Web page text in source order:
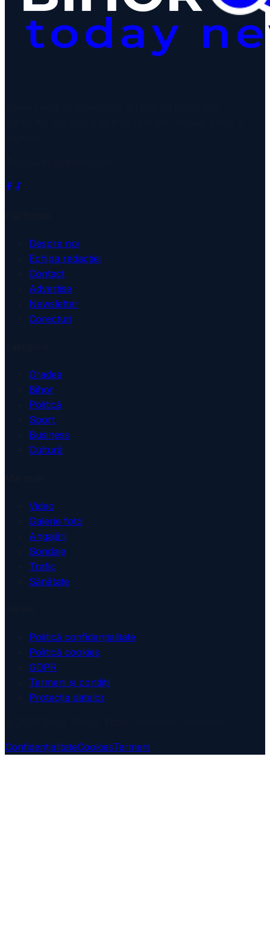
Despre noi
Echipa redacției
Contact
Advertise
Newsletter
Corecturi
Oradea
Bihor
Politică
Sport
Business
Cultură
Video
Galerie foto
Angajări
Sondaje
Trafic
Sănătate
Politică confidențialitate
Politică cookies
GDPR
Termeni și condiții
Protecția datelor
ConfidențialitateCookiesTermeni